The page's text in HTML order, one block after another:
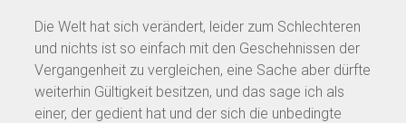
Die Welt hat sich verändert, leider zum Schlechteren
und nichts ist so einfach mit den Geschehnissen der
Vergangenheit zu vergleichen, eine Sache aber dürfte
weiterhin Gültigkeit besitzen, und das sage ich als
einer, der gedient hat und der sich die unbedingte